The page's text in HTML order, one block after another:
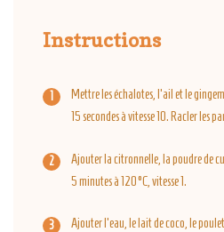
Instructions
Mettre les échalotes, l'ail et le
15 secondes à vitesse 10. Racler les
Ajouter la citronnelle, la poudre de
5 minutes à 120°C, vitesse 1.
Ajouter l'eau, le lait de coco, le